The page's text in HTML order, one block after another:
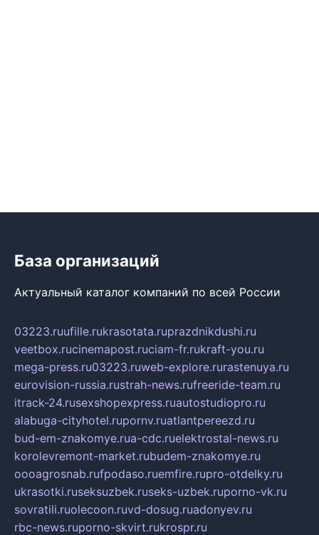
База организаций
Актуальный каталог компаний по всей России
03223.ruufille.rukrasotata.ruprazdnikdushi.ru
veetbox.rucinemapost.ruciam-fr.rukraft-you.ru
mega-press.ru03223.ruweb-explore.rurastenuya.ru
eurovision-russia.rustrah-news.rufreeride-team.ru
itrack-24.rusexshopexpress.ruautostudiopro.ru
alabuga-cityhotel.rupornv.ruatlantpereezd.ru
bud-em-znakomye.rua-cdc.ruelektrostal-news.ru
korolevremont-market.rubudem-znakomye.ru
oooagrosnab.rufpodaso.ruemfire.rupro-otdelky.ru
ukrasotki.ruseksuzbek.ruseks-uzbek.ruporno-vk.ru
sovratili.ruolecoon.ruvd-dosug.ruadonyev.ru
rbc-news.ruporno-skvirt.rukrospr.ru